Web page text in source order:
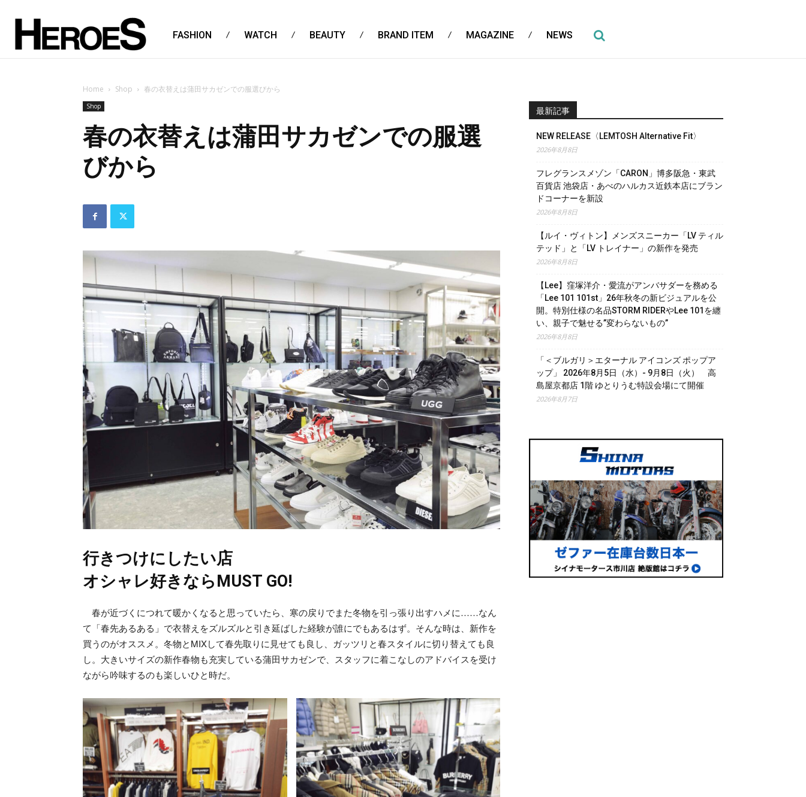
FASHION WATCH BEAUTY BRAND ITEM MAGAZINE NEWS
Home Shop 春の衣替えは蒲田サカゼンでの服選びから
Shop
春の衣替えは蒲田サカゼンでの服選
びから
行きつけにしたい店
オシャレ好きならMUST GO!
春が近づくにつれて暖かくなると思っていたら、寒の戻りでまた冬物を引っ張り出すハメに……なん
て「春先あるある」で衣替えをズルズルと引き延ばした経験が誰にでもあるはず。そんな時は、新作を
買うのがオススメ。冬物とMIXして春先取りに見せても良し、ガッツリと春スタイルに切り替えても良
し。大きいサイズの新作春物も充実している蒲田サカゼンで、スタッフに着こなしのアドバイスを受け
ながら吟味するのも楽しいひと時だ。
最新記事
NEW RELEASE〈LEMTOSH Alternative Fit〉
2026年8月8日
フレグランスメゾン「CARON」博多阪急・東武
百貨店 池袋店・あべのハルカス近鉄本店にブラン
ドコーナーを新設
2026年8月8日
【ルイ・ヴィトン】メンズスニーカー「LV ティル
テッド」と「LV トレイナー」の新作を発売
2026年8月8日
【Lee】窪塚洋介・愛流がアンバサダーを務める
「Lee 101 101st」26年秋冬の新ビジュアルを公
開。特別仕様の名品STORM RIDERやLee 101を纏
い、親子で魅せる”変わらないもの”
2026年8月8日
「＜ブルガリ＞エターナル アイコンズ ポップア
ップ」 2026年8月5日（水）- 9月8日（火） 高
島屋京都店 1階 ゆとりうむ特設会場にて開催
2026年8月7日